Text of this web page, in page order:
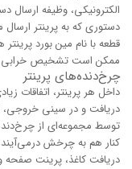
الکترونیکی، وظیفه‌ ارسال
دستوری که به پرینتر
قطعه با نام مین بورد
ممکن است تشخیص خرابی
چرخ‌دنده‌های پرینتر
داخل هر پرینتر، اتفاقات
دریافت و در سینی خروجی،
توسط مجموعه‌ای از
کنار هم به چرخش درمی‌آیند.
دریافت کاغذ، پرینت